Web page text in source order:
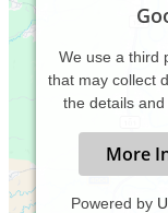
We use a third
that may collect
the details
More
Powered by